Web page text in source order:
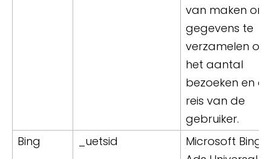
van maken om
gegevens te
verzamelen
het aantal
bezoeken en
reis van de
gebruiker.
Bing
_uetsid
Microsoft Bing